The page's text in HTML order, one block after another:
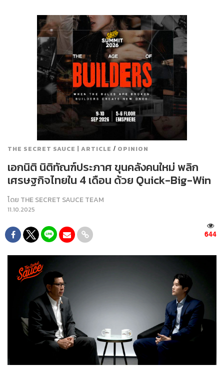
THE SECRET SAUCE | ARTICLE / OPINION
เอกนิติ นิติทัณฑ์ประภาศ ขุนคลังคนใหม่ พลิก
เศรษฐกิจไทยใน 4 เดือน ด้วย Quick-Big-Win
โดย THE SECRET SAUCE TEAM
11.10.2025
644